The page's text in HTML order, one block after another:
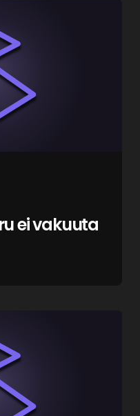
ei vakuuta